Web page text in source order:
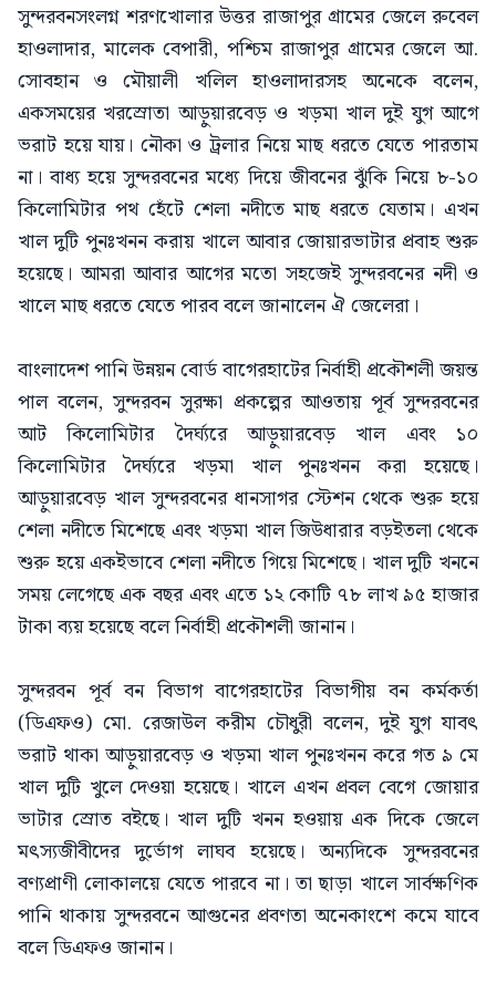
সুন্দরবনসংলগ্ন শরণখোলার উত্তর রাজাপুর গ্রামের জেলে রুবেল
হাওলাদার, মালেক বেপারী, পশ্চিম রাজাপুর গ্রামের জেলে আ.
সোবহান ও মৌয়ালী খলিল হাওলাদারসহ অনেকে বলেন,
একসময়ের খরস্রোতা আড়ুয়ারবেড় ও খড়মা খাল দুই যুগ আগে
ভরাট হয়ে যায়। নৌকা ও ট্রলার নিয়ে মাছ ধরতে যেতে পারতাম
না। বাধ্য হয়ে সুন্দরবনের মধ্যে দিয়ে জীবনের ঝুঁকি নিয়ে ৮-১০
কিলোমিটার পথ হেঁটে শেলা নদীতে মাছ ধরতে যেতাম। এখন
খাল দুটি পুনঃখনন করায় খালে আবার জোয়ারভাটার প্রবাহ শুরু
হয়েছে। আমরা আবার আগের মতো সহজেই সুন্দরবনের নদী ও
খালে মাছ ধরতে যেতে পারব বলে জানালেন ঐ জেলেরা।
বাংলাদেশ পানি উন্নয়ন বোর্ড বাগেরহাটের নির্বাহী প্রকৌশলী জয়ন্ত
পাল বলেন, সুন্দরবন সুরক্ষা প্রকল্পের আওতায় পূর্ব সুন্দরবনের
আট কিলোমিটার দৈর্ঘ্যরে আড়ুয়ারবেড় খাল এবং ১০
কিলোমিটার দৈর্ঘ্যরে খড়মা খাল পুনঃখনন করা হয়েছে।
আড়ুয়ারবেড় খাল সুন্দরবনের ধানসাগর স্টেশন থেকে শুরু হয়ে
শেলা নদীতে মিশেছে এবং খড়মা খাল জিউধারার বড়ইতলা থেকে
শুরু হয়ে একইভাবে শেলা নদীতে গিয়ে মিশেছে। খাল দুটি খননে
সময় লেগেছে এক বছর এবং এতে ১২ কোটি ৭৮ লাখ ৯৫ হাজার
টাকা ব্যয় হয়েছে বলে নির্বাহী প্রকৌশলী জানান।
সুন্দরবন পূর্ব বন বিভাগ বাগেরহাটের বিভাগীয় বন কর্মকর্তা
(ডিএফও) মো. রেজাউল করীম চৌধুরী বলেন, দুই যুগ যাবৎ
ভরাট থাকা আড়ুয়ারবেড় ও খড়মা খাল পুনঃখনন করে গত ৯ মে
খাল দুটি খুলে দেওয়া হয়েছে। খালে এখন প্রবল বেগে জোয়ার
ভাটার স্রোত বইছে। খাল দুটি খনন হওয়ায় এক দিকে জেলে
মৎস্যজীবীদের দুর্ভোগ লাঘব হয়েছে। অন্যদিকে সুন্দরবনের
বণ্যপ্রাণী লোকালয়ে যেতে পারবে না। তা ছাড়া খালে সার্বক্ষণিক
পানি থাকায় সুন্দরবনে আগুনের প্রবণতা অনেকাংশে কমে যাবে
বলে ডিএফও জানান।